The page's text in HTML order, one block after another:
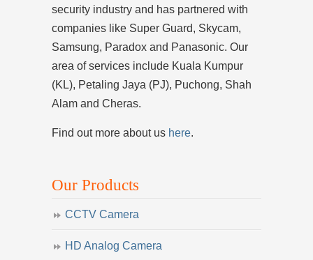
security industry and has partnered with
companies like Super Guard, Skycam,
Samsung, Paradox and Panasonic. Our
area of services include Kuala Kumpur
(KL), Petaling Jaya (PJ), Puchong, Shah
Alam and Cheras.
Find out more about us here.
Our Products
CCTV Camera
HD Analog Camera